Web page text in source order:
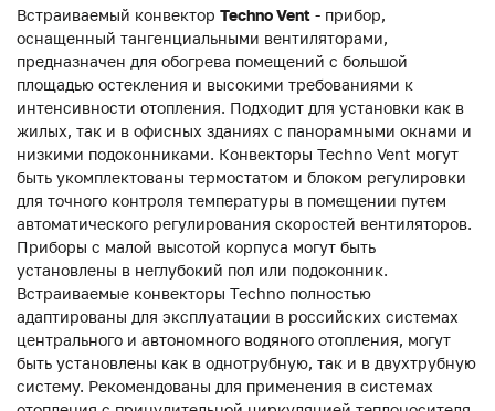
Встраиваемый конвектор Techno Vent - прибор,
оснащенный тангенциальными вентиляторами,
предназначен для обогрева помещений с большой
площадью остекления и высокими требованиями к
интенсивности отопления. Подходит для установки как в
жилых, так и в офисных зданиях с панорамными окнами и
низкими подоконниками. Конвекторы Techno Vent могут
быть укомплектованы термостатом и блоком регулировки
для точного контроля температуры в помещении путем
автоматического регулирования скоростей вентиляторов.
Приборы с малой высотой корпуса могут быть
установлены в неглубокий пол или подоконник.
Встраиваемые конвекторы Techno полностью
адаптированы для эксплуатации в российских системах
центрального и автономного водяного отопления, могут
быть установлены как в однотрубную, так и в двухтрубную
систему. Рекомендованы для применения в системах